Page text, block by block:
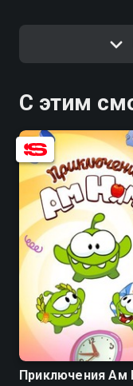
С этим
8.3 6.0
Приключения Ам